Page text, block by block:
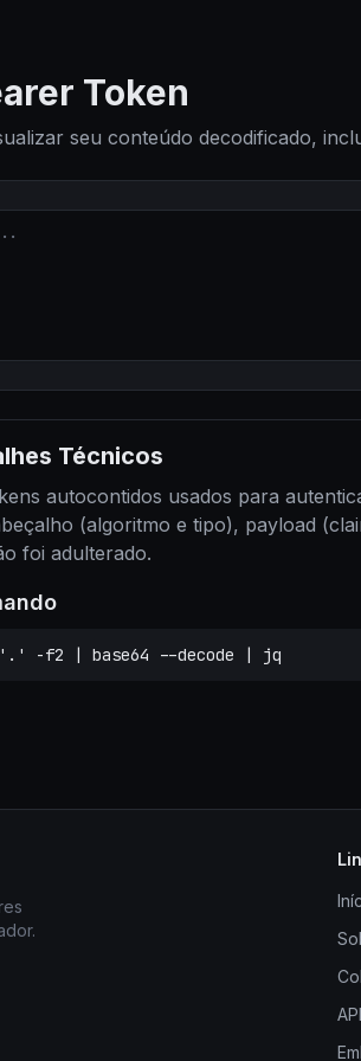
Token
seu conteúdo decodificado,
Técnicos
autocontidos usados para
(algoritmo e tipo), payload
foi adulterado.
d '.' -f2 | base64 --decode | jq
API